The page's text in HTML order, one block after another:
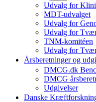
Udvalg for
MDT-udvalget
Udvalg for
Udvalg for
TNM-komitéen
Udvalg for
Årsberetninger og
DMCG.dk
DMCG
Udgivelser
Danske